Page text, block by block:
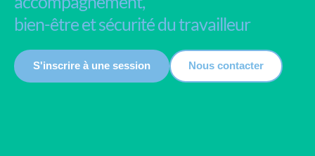
bien-être et sécurité du travailleur
S'inscrire à une session Nous contacter